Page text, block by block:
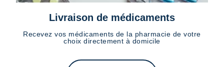
Livraison de médicaments
Recevez vos médicaments de la pharmacie de votre
choix directement à domicile